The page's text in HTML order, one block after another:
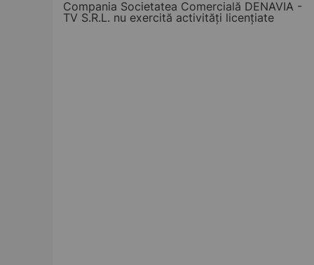
Compania Societatea Comercială DENAVIA -
TV S.R.L. nu exercită activități licențiate